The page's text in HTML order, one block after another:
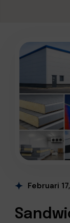
Februari